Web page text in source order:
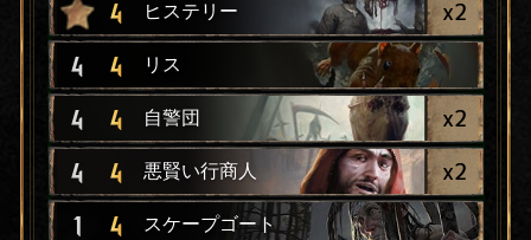
4 ヒステリー x2
4 4 リス
4 4 自警団 x2
4 4 悪賢い行商人 x2
1 4 スケープゴート